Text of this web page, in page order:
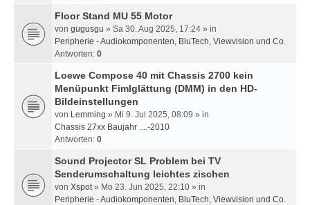
Floor Stand MU 55 Motor
von gugusgu » Sa 30. Aug 2025, 17:24 » in
Peripherie - Audiokomponenten, BluTech, Viewvision und Co.
Antworten: 0
Loewe Compose 40 mit Chassis 2700 kein
Menüpunkt Fimlglättung (DMM) in den HD-
Bildeinstellungen
von Lemming » Mi 9. Jul 2025, 08:09 » in
Chassis 27xx Baujahr ....-2010
Antworten: 0
Sound Projector SL Problem bei TV
Senderumschaltung leichtes zischen
von Xspot» Mo 23. Jun 2025, 22:10 » in
Peripherie - Audiokomponenten, BluTech, Viewvision und Co.